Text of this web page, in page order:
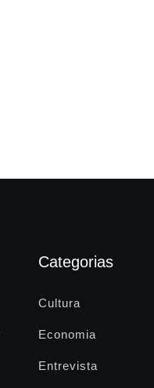
Categorias
Cultura
Economia
Entrevista